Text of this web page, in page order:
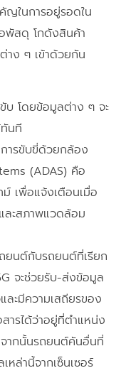
ญในการอยู่รอดใน
พัสดุ โกดังสินค้า
าง ๆ เข้าด้วยกัน
บ โดยข้อมูลต่าง ๆ จะ
นที
ารขับขี่ด้วยกล้อง
(ADAS) คือ
ม์ เพื่อแจ้งเตือนเมื่อ
ะสภาพแวดล้อม
ถยนต์กับรถยนต์ที่เรียก
จะช่วยรับ-ส่งข้อมูล
ละมีความเสถียรของ
ารได้ว่าอยู่ที่ตำแหน่ง
จากนั้นรถยนต์คันอื่นที่
หล่านี้จากเซ็นเซอร์